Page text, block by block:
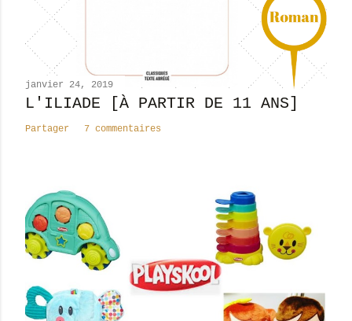
m
n
t
i
janvier 24, 2019
L'ILIADE [À PARTIR DE 11 ANS]
Partager 7 commentaires